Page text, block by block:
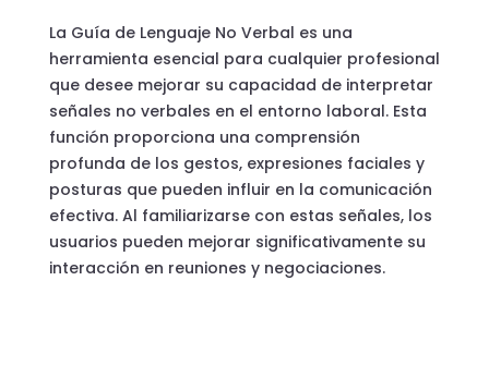
La Guía de Lenguaje No Verbal es una
herramienta esencial para cualquier profesional
que desee mejorar su capacidad de interpretar
señales no verbales en el entorno laboral. Esta
función proporciona una comprensión
profunda de los gestos, expresiones faciales y
posturas que pueden influir en la comunicación
efectiva. Al familiarizarse con estas señales, los
usuarios pueden mejorar significativamente su
interacción en reuniones y negociaciones.